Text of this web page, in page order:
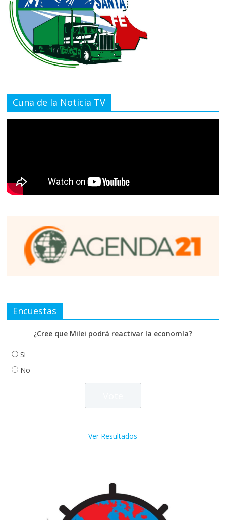
Cuna de la Noticia TV
Encuestas
¿Cree que Milei podrá reactivar la economía?
Si
No
Ver Resultados